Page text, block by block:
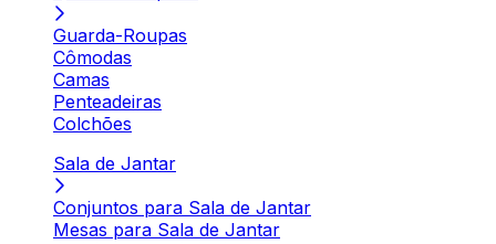
Guarda-Roupas
Cômodas
Camas
Penteadeiras
Colchões
Sala de Jantar
Conjuntos para Sala de Jantar
Mesas para Sala de Jantar